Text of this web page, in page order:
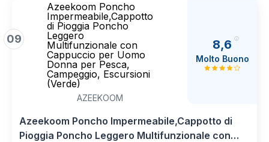
09
Azeekoom Poncho
Impermeabile,Cappotto
di Pioggia Poncho
Leggero
Multifunzionale con
Cappuccio per Uomo
Donna per Pesca,
Campeggio, Escursioni
(Verde)
AZEEKOOM
8,6
Molto Buono
Azeekoom Poncho Impermeabile,Cappotto di
Pioggia Poncho Leggero Multifunzionale con